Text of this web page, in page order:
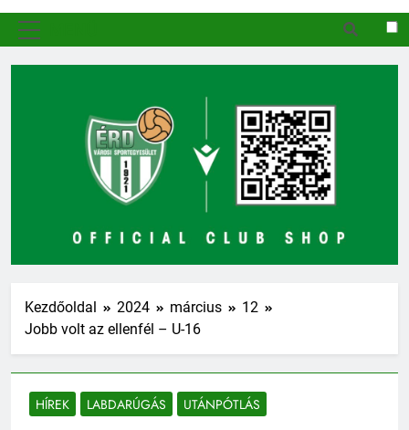
Kezdőoldal 2024 március
12
Jobb volt az ellenfél – U-16
HÍREK LABDARÚGÁS UTÁNPÓTLÁS